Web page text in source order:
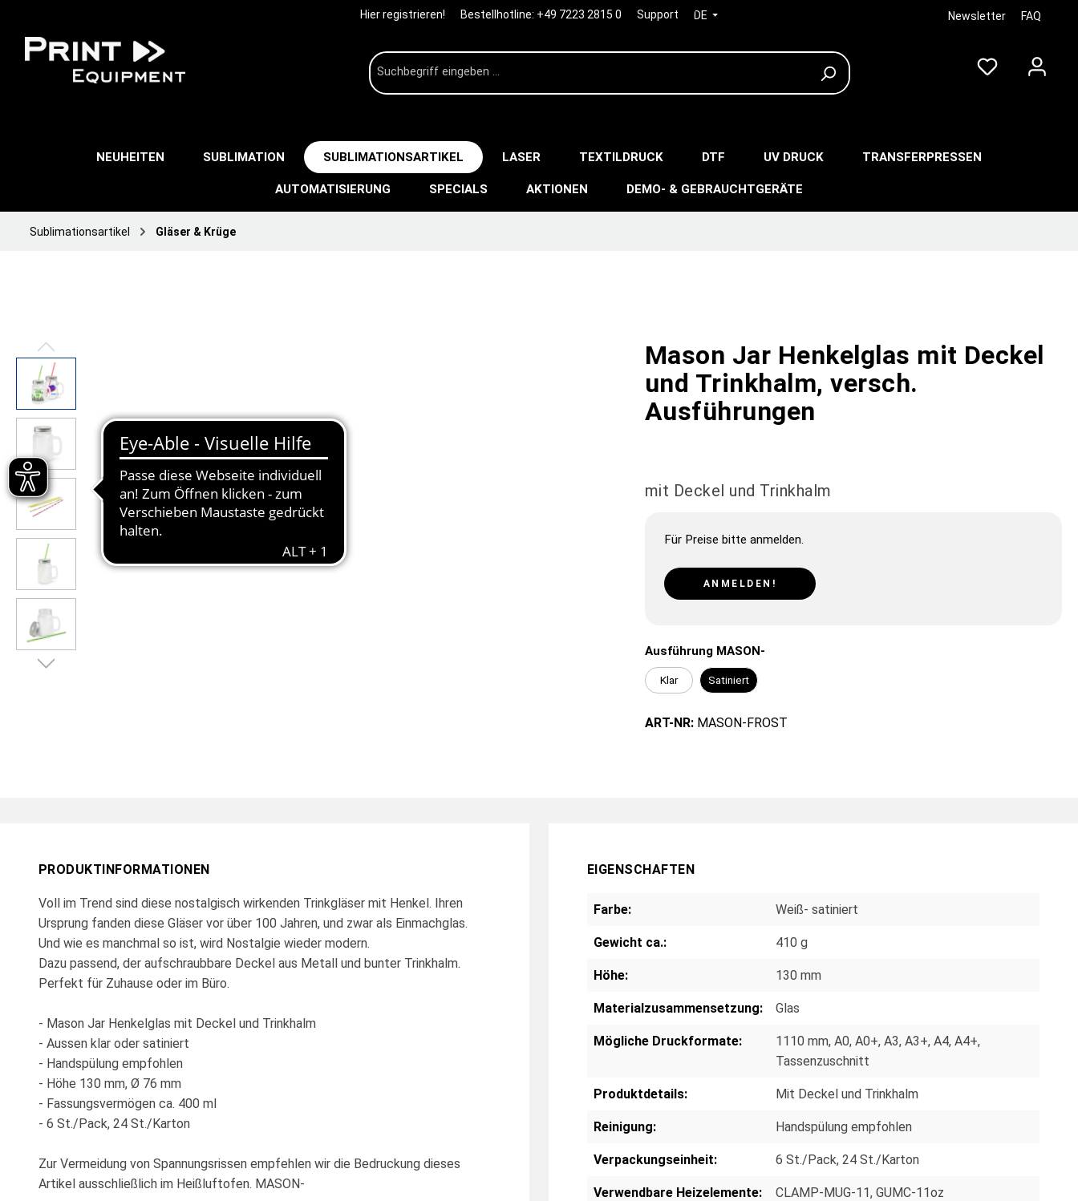
Hier registrieren! Bestellhotline: +49 7223 2815 0 Support DE Newsletter FAQ
NEUHEITEN SUBLIMATION SUBLIMATIONSARTIKEL LASER TEXTILDRUCK DTF UV DRUCK TRANSFERPRESSEN
AUTOMATISIERUNG SPECIALS AKTIONEN DEMO- & GEBRAUCHTGERÄTE
Sublimationsartikel Gläser & Krüge
Mason Jar Henkelglas mit Deckel
und Trinkhalm, versch.
Ausführungen
mit Deckel und Trinkhalm
Für Preise bitte anmelden.
ANMELDEN!
Ausführung MASON-
Klar Satiniert
ART-NR: MASON-FROST
PRODUKTINFORMATIONEN
Voll im Trend sind diese nostalgisch wirkenden Trinkgläser mit Henkel. Ihren
Ursprung fanden diese Gläser vor über 100 Jahren, und zwar als Einmachglas.
Und wie es manchmal so ist, wird Nostalgie wieder modern.
Dazu passend, der aufschraubbare Deckel aus Metall und bunter Trinkhalm.
Perfekt für Zuhause oder im Büro.
- Mason Jar Henkelglas mit Deckel und Trinkhalm
- Aussen klar oder satiniert
- Handspülung empfohlen
- Höhe 130 mm, Ø 76 mm
- Fassungsvermögen ca. 400 ml
- 6 St./Pack, 24 St./Karton
Zur Vermeidung von Spannungsrissen empfehlen wir die Bedruckung dieses
Artikel ausschließlich im Heißluftofen. MASON-
EIGENSCHAFTEN
Farbe: Weiß- satiniert
Gewicht ca.: 410 g
Höhe: 130 mm
Materialzusammensetzung: Glas
Mögliche Druckformate: 1110 mm, A0, A0+, A3, A3+, A4, A4+,
Tassenzuschnitt
Produktdetails: Mit Deckel und Trinkhalm
Reinigung: Handspülung empfohlen
Verpackungseinheit: 6 St./Pack, 24 St./Karton
Verwendbare Heizelemente: CLAMP-MUG-11, GUMC-11oz